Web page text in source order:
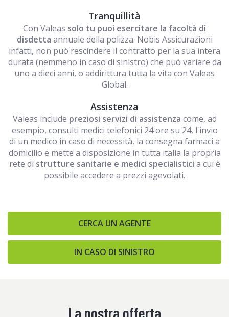
Tranquillità
Con Valeas solo tu puoi esercitare la facoltà di
disdetta annuale della polizza. Nobis Assicurazioni
infatti, non può rescindere il contratto per la sua intera
durata (nemmeno in caso di sinistro) che può variare da
uno a dieci anni, o addirittura tutta la vita con Valeas
Global.
Assistenza
Valeas include preziosi servizi di assistenza come, ad
esempio, consulti medici telefonici 24 ore su 24, l'invio
di un medico in caso di necessità, la consegna farmaci a
domicilio e mette a disposizione in tutta italia la propria
rete di strutture sanitarie e medici specialistici a cui è
possibile accedere a prezzi agevolati.
CERCA UN AGENTE
IN CASO DI SINISTRO
La nostra offerta